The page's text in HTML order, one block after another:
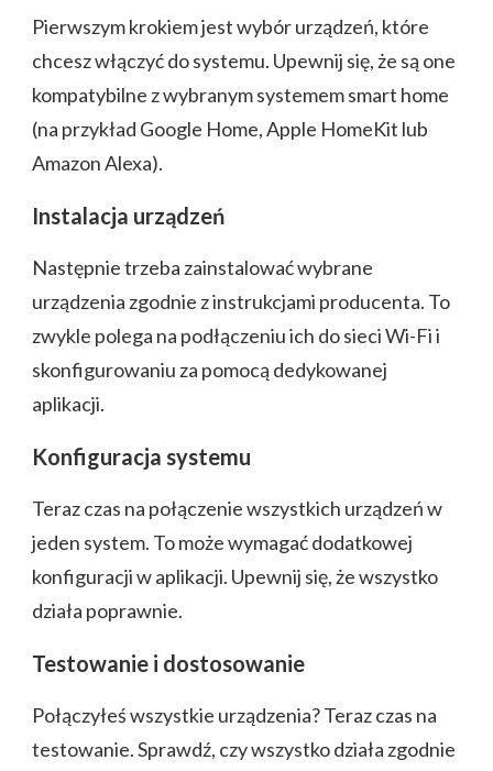
Pierwszym krokiem jest wybór urządzeń, które
chcesz włączyć do systemu. Upewnij się, że są one
kompatybilne z wybranym systemem smart home
(na przykład Google Home, Apple HomeKit lub
Amazon Alexa).
Instalacja urządzeń
Następnie trzeba zainstalować wybrane
urządzenia zgodnie z instrukcjami producenta. To
zwykle polega na podłączeniu ich do sieci Wi-Fi i
skonfigurowaniu za pomocą dedykowanej
aplikacji.
Konfiguracja systemu
Teraz czas na połączenie wszystkich urządzeń w
jeden system. To może wymagać dodatkowej
konfiguracji w aplikacji. Upewnij się, że wszystko
działa poprawnie.
Testowanie i dostosowanie
Połączyłeś wszystkie urządzenia? Teraz czas na
testowanie. Sprawdź, czy wszystko działa zgodnie